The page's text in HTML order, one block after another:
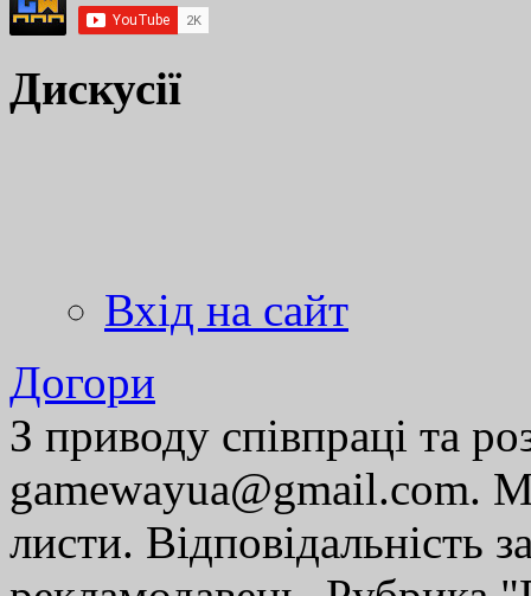
Дискусії
Вхід на сайт
Догори
З приводу співпраці та
gamewayua@gmail.com.
листи. Відповідальність